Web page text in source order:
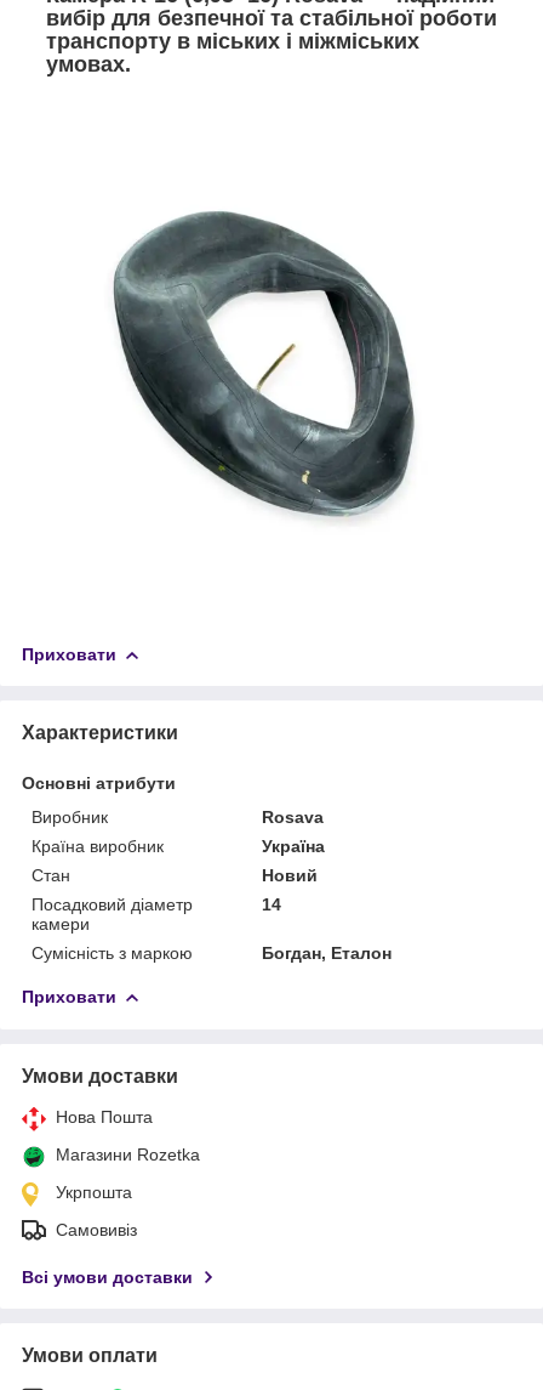
вибір для безпечної та стабільної роботи
транспорту в міських і міжміських
умовах.
Приховати
Характеристики
Основні атрибути
Виробник
Rosava
Країна виробник
Україна
Стан
Новий
Посадковий діаметр
камери
14
Сумісність з маркою Богдан, Еталон
Приховати
Умови доставки
Нова Пошта
Магазини Rozetka
Укрпошта
Самовивіз
Всі умови доставки
Умови оплати